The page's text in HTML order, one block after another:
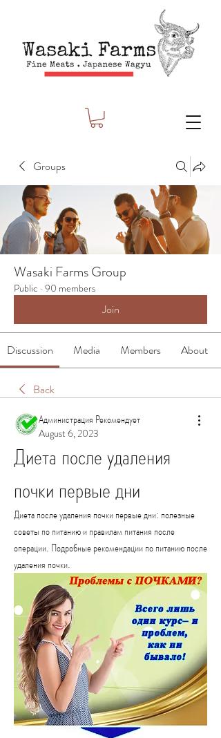
Groups
Wasaki Farms Group
Public · 90 members
Join
Discussion Media Members About
Back
Администрация Рекомендует
August 6, 2023
Диета после удаления
почки первые дни
Диета после удаления почки первые дни: полезные
советы по питанию и правилам питания после
операции. Подробные рекомендации по питанию после
удаления почки.